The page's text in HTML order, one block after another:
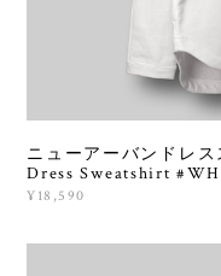
ニューアーバンドレ
Dress Sweatshirt
¥18,590